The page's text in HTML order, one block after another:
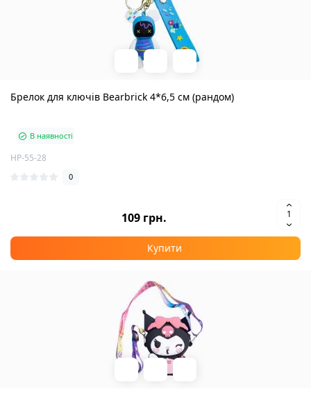
Брелок для ключів Bearbrick 4*6,5 см (рандом)
В наявності
HP-55-28
0
109 грн.
Купити